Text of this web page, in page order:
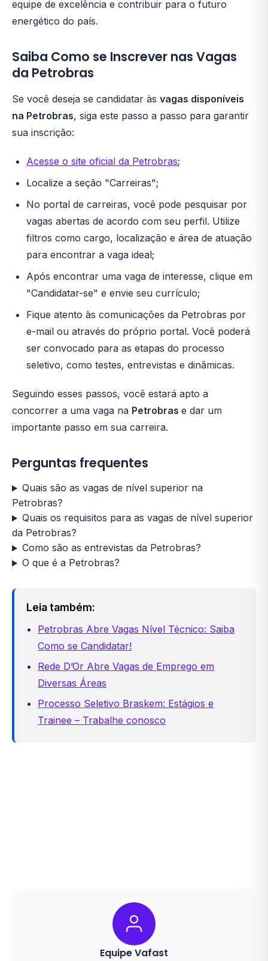
equipe de excelência e contribuir para o futuro
energético do país.
Saiba Como se Inscrever nas Vagas
da Petrobras
Se você deseja se candidatar às vagas disponíveis
na Petrobras, siga este passo a passo para garantir
sua inscrição:
Acesse o site oficial da Petrobras;
Localize a seção "Carreiras";
No portal de carreiras, você pode pesquisar por
vagas abertas de acordo com seu perfil. Utilize
filtros como cargo, localização e área de atuação
para encontrar a vaga ideal;
Após encontrar uma vaga de interesse, clique em
"Candidatar-se" e envie seu currículo;
Fique atento às comunicações da Petrobras por
e-mail ou através do próprio portal. Você poderá
ser convocado para as etapas do processo
seletivo, como testes, entrevistas e dinâmicas.
Seguindo esses passos, você estará apto a
concorrer a uma vaga na Petrobras e dar um
importante passo em sua carreira.
Perguntas frequentes
Quais são as vagas de nível superior na
Petrobras?
Quais os requisitos para as vagas de nível superior
da Petrobras?
Como são as entrevistas da Petrobras?
O que é a Petrobras?
Leia também:
Petrobras Abre Vagas Nível Técnico: Saiba
Como se Candidatar!
Rede D’Or Abre Vagas de Emprego em
Diversas Áreas
Processo Seletivo Braskem: Estágios e
Trainee – Trabalhe conosco
Equipe Vafast